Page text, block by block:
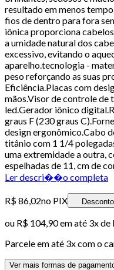
resultado em menos
fios de dentro para fora
iônica proporciona
a umidade natural dos
excessivo, evitando o
aparelho.tecnologia -
peso reforçando as suas
Eficiência.Placas com
mãos.Visor de controle
led.Gerador iônico
graus F (230 graus
design ergonômico.Cabo
titânio com 1 1/4
uma extremidade a outra,
espelhadas de 11, cm de
Ler descri��o completa
R$ 86,02no PIX Desconto
ou R$ 104,90em até 3x de
Parcele em até 3x com o
Ver mais formas de